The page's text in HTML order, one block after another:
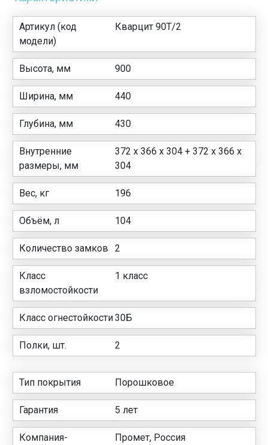
Артикул (код
модели)
Кварцит 90Т/2
Высота, мм 900
Ширина, мм 440
Глубина, мм 430
Внутренние
размеры, мм
372 x 366 x 304 + 372 x 366 x
304
Вес, кг 196
Объём, л 104
Количество замков 2
Класс
взломостойкости
1 класс
Класс огнестойкости30Б
Полки, шт. 2
Тип покрытия Порошковое
Гарантия 5 лет
Компания-
Промет, Россия